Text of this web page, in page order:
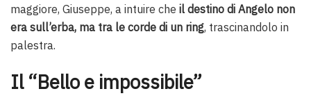
maggiore, Giuseppe, a intuire che il destino di Angelo non
era sull’erba, ma tra le corde di un ring, trascinandolo in
palestra.
Il “Bello e impossibile”